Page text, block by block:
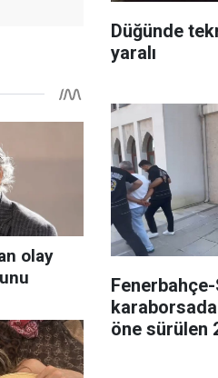
Düğünde
yaralı
karaborsada
öne sürülen